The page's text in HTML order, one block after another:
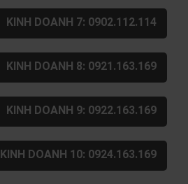
KINH DOANH 7: 0902.112.114
KINH DOANH 8: 0921.163.169
KINH DOANH 9: 0922.163.169
KINH DOANH 10: 0924.163.169